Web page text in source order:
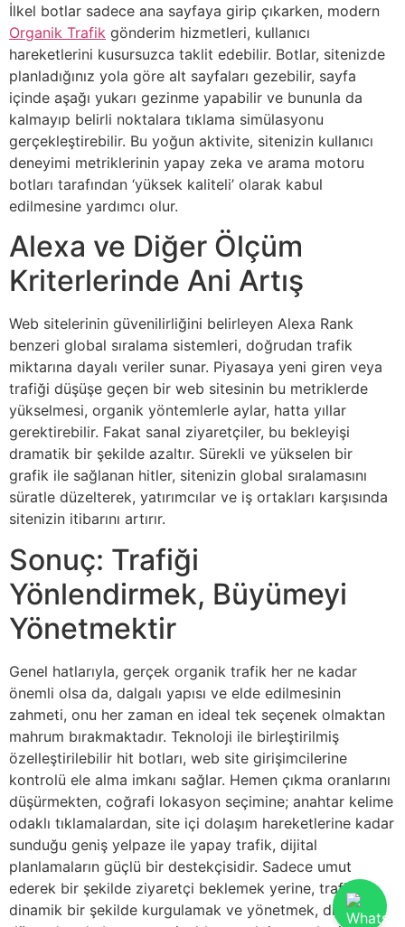
İlkel botlar sadece ana sayfaya girip çıkarken, modern
Organik Trafik gönderim hizmetleri, kullanıcı
hareketlerini kusursuzca taklit edebilir. Botlar, sitenizde
planladığınız yola göre alt sayfaları gezebilir, sayfa
içinde aşağı yukarı gezinme yapabilir ve bununla da
kalmayıp belirli noktalara tıklama simülasyonu
gerçekleştirebilir. Bu yoğun aktivite, sitenizin kullanıcı
deneyimi metriklerinin yapay zeka ve arama motoru
botları tarafından ‘yüksek kaliteli’ olarak kabul
edilmesine yardımcı olur.
Alexa ve Diğer Ölçüm
Kriterlerinde Ani Artış
Web sitelerinin güvenilirliğini belirleyen Alexa Rank
benzeri global sıralama sistemleri, doğrudan trafik
miktarına dayalı veriler sunar. Piyasaya yeni giren veya
trafiği düşüşe geçen bir web sitesinin bu metriklerde
yükselmesi, organik yöntemlerle aylar, hatta yıllar
gerektirebilir. Fakat sanal ziyaretçiler, bu bekleyişi
dramatik bir şekilde azaltır. Sürekli ve yükselen bir
grafik ile sağlanan hitler, sitenizin global sıralamasını
süratle düzelterek, yatırımcılar ve iş ortakları karşısında
sitenizin itibarını artırır.
Sonuç: Trafiği
Yönlendirmek, Büyümeyi
Yönetmektir
Genel hatlarıyla, gerçek organik trafik her ne kadar
önemli olsa da, dalgalı yapısı ve elde edilmesinin
zahmeti, onu her zaman en ideal tek seçenek olmaktan
mahrum bırakmaktadır. Teknoloji ile birleştirilmiş
özelleştirilebilir hit botları, web site girişimcilerine
kontrolü ele alma imkanı sağlar. Hemen çıkma oranlarını
düşürmekten, coğrafi lokasyon seçimine; anahtar kelime
odaklı tıklamalardan, site içi dolaşım hareketlerine kadar
sunduğu geniş yelpaze ile yapay trafik, dijital
planlamaların güçlü bir destekçisidir. Sadece umut
ederek bir şekilde ziyaretçi beklemek yerine, trafiği
dinamik bir şekilde kurgulamak ve yönetmek, dijital